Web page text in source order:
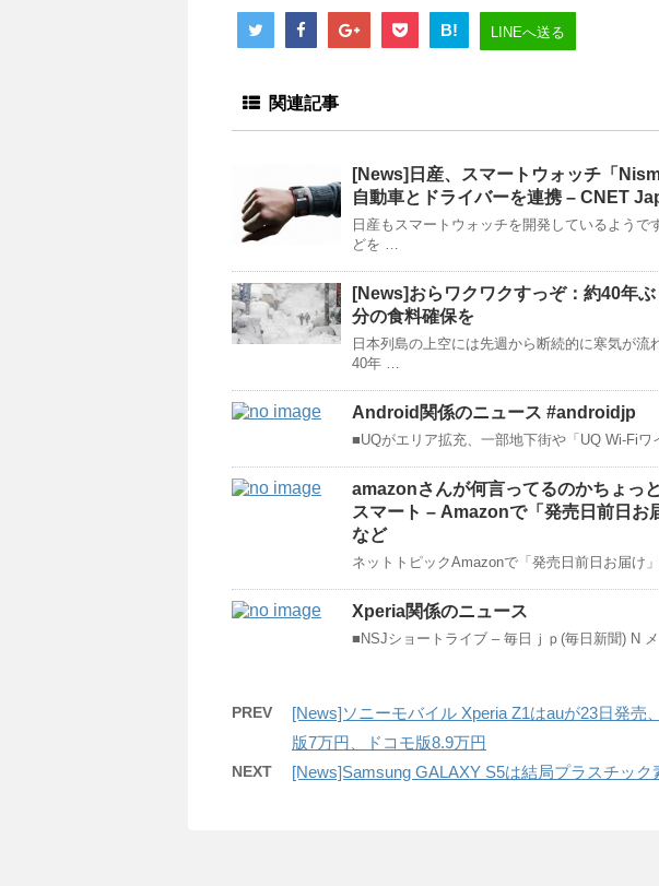
B! LINEへ送る
関連記事
[News]日産、スマートウォッチ「
自動車とドライバーを連携 – CNET
日産もスマートウォッチを開発しているようで
どを …
[News]おらワクワクすっぞ：約40年
分の食料確保を
日本列島の上空には先週から断続的に寒気が流
40年 …
Android関係のニュース #androidjp
■UQがエリア拡充、一部地下街や「UQ Wi-Fiワ
amazonさんが何言ってるのかちょっ
スマート – Amazonで「発売日前日
など
ネットトピックAmazonで「発売日前日お届け
Xperia関係のニュース
■NSJショートライブ – 毎日ｊｐ(毎日新聞) N
PREV
[News]ソニーモバイル Xperia Z1はauが23日発売
版7万円、ドコモ版8.9万円
NEXT [News]Samsung GALAXY S5は結局プラスチック